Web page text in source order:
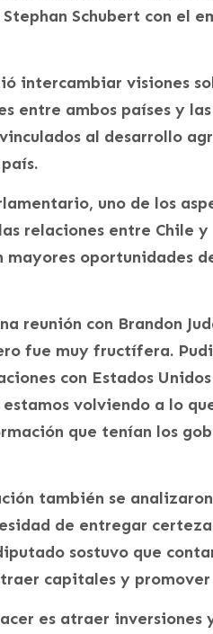
Schubert con el
intercambiar visiones
entre ambos países y
al desarrollo
uno de los
relaciones entre Chile y
oportunidades
reunión con Brandon
fue muy fructífera.
con Estados
volviendo a lo
que tenían los
también se
de entregar
sostuvo que
capitales y
es atraer